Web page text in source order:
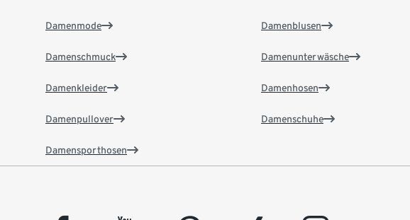
Damenmode
Damenschmuck
Damenkleider
Damenpullover
Damensporthosen
Damenblusen
Damenunterwäsche
Damenhosen
Damenschuhe